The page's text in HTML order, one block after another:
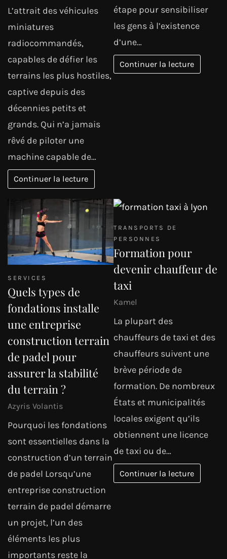
L’attrait des véhicules
miniatures
radiocommandés,
capables de défier les
terrains les plus hostiles,
captive depuis des
décennies petits et
grands. Qui n’a jamais
rêvé de piloter une
machine capable de…
Continuer la lecture
étape pour sensibiliser
les gens à l’existence
d’une…
Continuer la lecture
SERVICES
Quels types de
fondations installe
une entreprise
construction terrain
de padel pour
assurer la stabilité
du terrain ?
Azyris Volantis
Pourquoi les fondations
sont essentielles dans la
construction d’un terrain
de padel Lorsqu’une
entreprise construction
terrain de padel démarre
un projet, l’un des
éléments les plus
importants reste la
TRANSPORTS DE
PERSONNES
Formation pour
devenir chauffeur de
taxi
Kamel
La plupart des
chauffeurs de taxi et des
chauffeurs suivent une
brève période de
formation. De nombreux
États et municipalités
locales exigent qu’ils
obtiennent une licence
de taxi ou de…
Continuer la lecture